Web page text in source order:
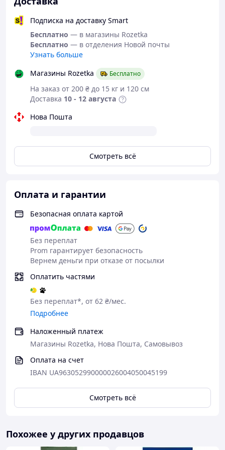
Это настоящий
несколько тонн в месяц.
⭐Арабика Superior — беспроигрышное
решение для дома и бизнеса
Характеристики
Обжарка
Кислинка▰▱
Вкусовые ноты
✦ Инжир
✦ Табак
Для каких способов приготовления
подходит
▶ рожковые кофеварки
▶ турка (джезва)
▶ френч-прес
▶ гейзерная кофеварка
💎Почему наш кофе лучше магазинного
Кофе из супермаркета
❌ Изготовлен ​​6 месяцев назад—
❌ Пережаренный кофе, чтобы
замаскировать прелый запах дефектных
Подписка на доставку Smart
Бесплатно — в магазины Rozetka
Бесплатно — в отделения Новой почты
Узнать больше
Магазины Rozetka
Бесплатно
На заказ от 200 ₴ до 15 кг и 120 см
Доставка 10 - 12 августа
Нова Пошта
Смотреть всё
Оплата и гарантии
Безопасная оплата картой
Без переплат
Prom гарантирует безопасность
Вернем деньги при отказе от посылки
Оплатить частями
Без переплат*, от 62 ₴/мес.
Подробнее
Наложенный платеж
Магазины Rozetka, Нова Пошта, Самовывоз
Оплата на счет
IBAN UA963052990000026004050045199
Смотреть всё
Похожее у других продавцов